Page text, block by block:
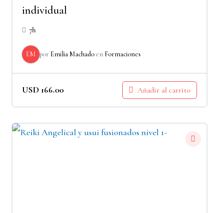
individual
7h
EM por Emilia Machadoen Formaciones
USD 166.00 Añadir al carrito